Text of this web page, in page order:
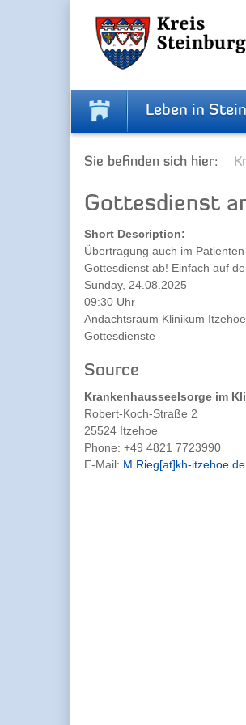
Leben in
Sie befinden sich hier:
Gottesdienst
Short Description:
Übertragung auch im
Gottesdienst ab! Einfach auf
Sunday, 24.08.2025
09:30 Uhr
Andachtsraum Klinikum
Gottesdienste
Source
Krankenhausseelsorge im
Robert-Koch-Straße 2
25524 Itzehoe
Phone: +49 4821 7723990
E-Mail: M.Rieg[at]kh-itzehoe.de